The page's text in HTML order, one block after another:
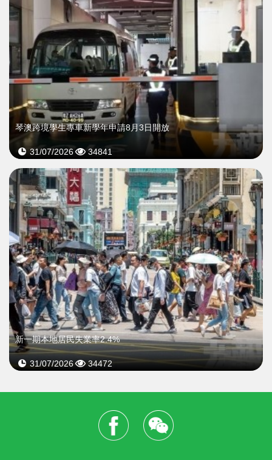
琴澳跨境學生專車新學年申請8月3日開放
31/07/2026 34841
新一期本地居民失業率2.4%
31/07/2026 34472